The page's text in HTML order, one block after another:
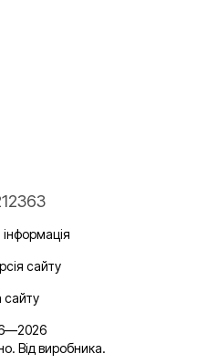
сайту
Від виробника.